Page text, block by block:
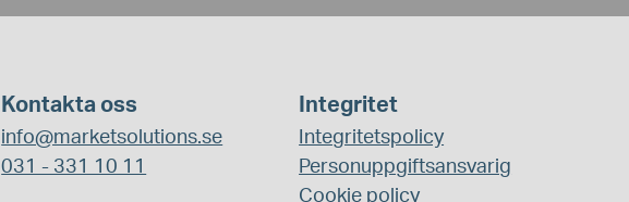
Kontakta oss
info@marketsolutions.se
031 - 331 10 11
Integritet
Integritetspolicy
Personuppgiftsansvarig
Cookie policy